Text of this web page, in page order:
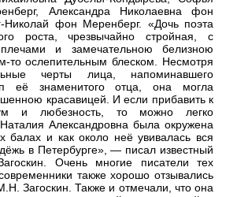
Александра Николаевна фон
Николай фон Меренберг. «Дочь поэта
роста, чрезвычайно стройная, с
и замечательною белизною
то ослепительным блеском. Несмотря
черты лица, напоминавшего
её знаменитого отца, она могла
красавицей. И если прибавить к
и любезность, то можно легко
Наталия Александровна была окружена
балах и как около неё увивалась вся
в Петербурге», — писал известный
Очень многие писатели тех
также хорошо отзывались
Загоскин. Также и отмечали, что она